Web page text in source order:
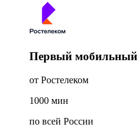
Первый мобильный
от Ростелеком
1000 мин
по всей России